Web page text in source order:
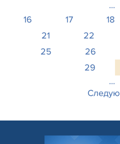
...
16
17 18
21
22
25
26
29
...